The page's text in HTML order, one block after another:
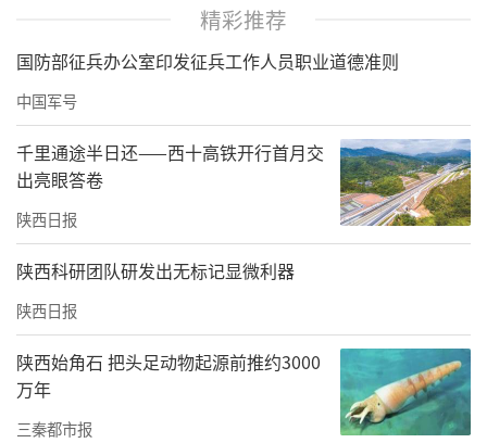
虞浩桂、省民宗委副主任李秦川出席会议并讲
话。
王海波指出，一年来，全省教育系统认真贯彻
落实党中央决策部署和省委工作要求，不断提
升统战工作制度化规范化水平，不断凝聚党外
知识分子智慧力量，不断巩固民族团结教育基
础，推动高校统一战线各领域工作迈上新台
阶。他强调，2025年全省高校要深入学习贯彻
习近平总书记关于做好新时代党的统一战线工
作的重要思想，切实提高政治站位。要持续做
好党外知识分子各项工作，加强党外知识分子
思想政治引领和党外人士队伍建设，聚焦发展
精彩推荐
国防部征兵办公室印发征兵工作人员职业道德准则
中国军号
千里通途半日还——西十高铁开行首月交
出亮眼答卷
陕西日报
陕西科研团队研发出无标记显微利器
陕西日报
陕西始角石 把头足动物起源前推约3000
万年
三秦都市报